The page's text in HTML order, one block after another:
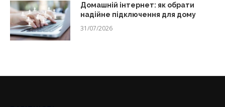
Домашній інтернет: як обрати
надійне підключення для дому
31/07/2026